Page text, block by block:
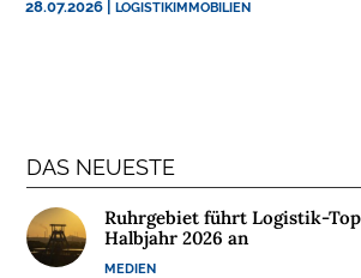
N
H
E
28.07.2026 |LOGISTIKIMMOBILIEN
DAS NEUESTE
Ruhrgebiet führt Logistik-
Halbjahr 2026 an
MEDIEN